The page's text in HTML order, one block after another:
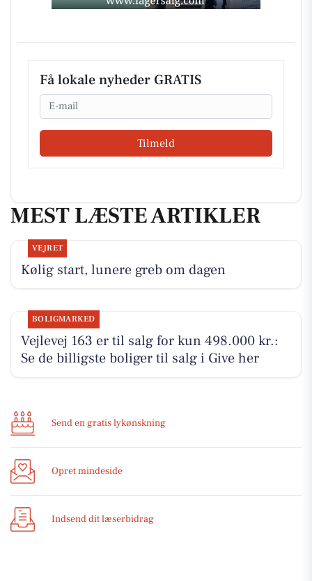
Få lokale nyheder GRATIS
Email
Tilmeld
MEST LÆSTE ARTIKLER
VEJRET
Kølig start, lunere greb om dagen
BOLIGMARKED
Vejlevej 163 er til salg for kun 498.000 kr.:
Se de billigste boliger til salg i Give her
Send en gratis lykønskning
Opret mindeside
Indsend dit læserbidrag